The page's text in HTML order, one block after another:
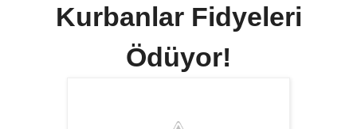
Kurbanlar Fidyeleri
Ödüyor!